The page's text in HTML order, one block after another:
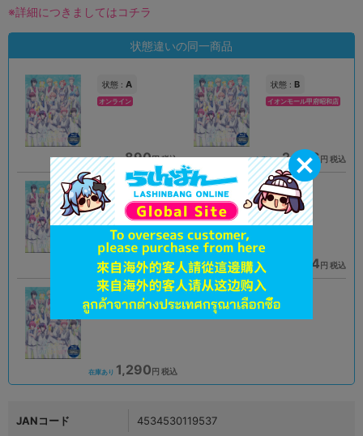
※詳細につきましてはコチラ
状態違いの同一商品
状態 : A
オンライン
在庫あり 890円 税込
状態 : B
イオンモール甲府昭和店
在庫あり 2,376円 税込
状態 : A
郡山店
在庫あり 3,069円 税込
状態 :B
水戸店
在庫あり 1,584 円 税込
状態 :
在庫あり 1,290 円 税込
JANコード 4534530119537